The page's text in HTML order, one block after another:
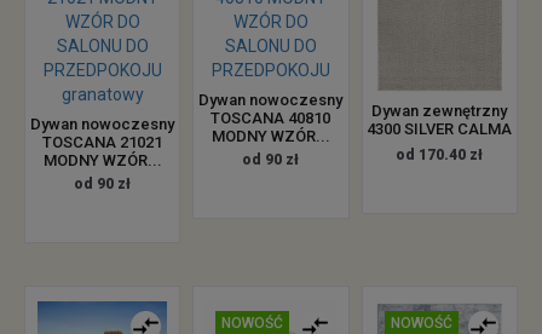
Dywan nowoczesny
TOSCANA 21021
MODNY WZÓR...
od 90 zł
Dywan nowoczesny
TOSCANA 40810
MODNY WZÓR...
od 90 zł
Dywan zewnętrzny
4300 SILVER CALMA
od 170.40 zł
NOWOŚĆ NOWOŚĆ